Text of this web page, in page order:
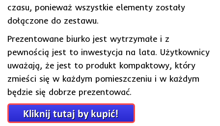
czasu, ponieważ wszystkie elementy zostały
dołączone do zestawu.
Prezentowane biurko jest wytrzymałe i z
pewnością jest to inwestycja na lata. Użytkownicy
uważają, że jest to produkt kompaktowy, który
zmieści się w każdym pomieszczeniu i w każdym
będzie się dobrze prezentować.